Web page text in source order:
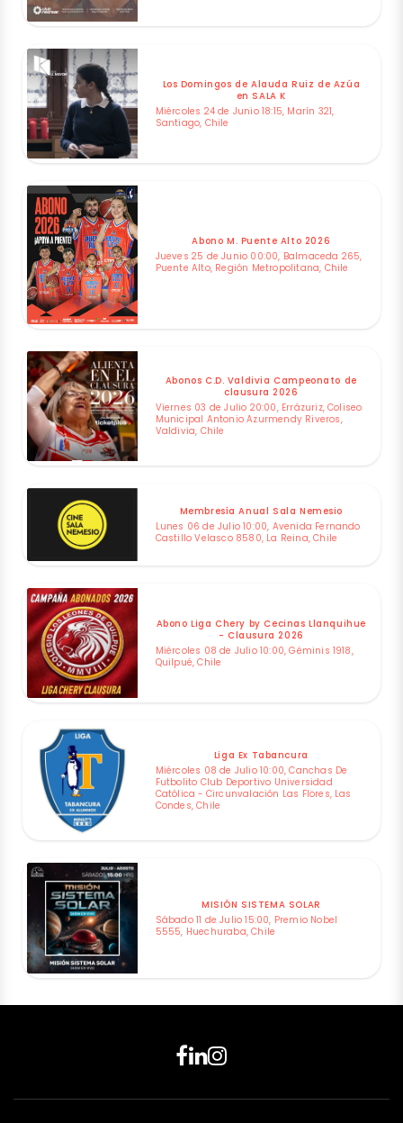
Los Domingos de Alauda Ruiz de Azúa
en SALA K
Miércoles 24 de Junio 18:15, Marín 321,
Santiago, Chile
Abono M. Puente Alto 2026
Jueves 25 de Junio 00:00, Balmaceda 265,
Puente Alto, Región Metropolitana, Chile
Abonos C.D. Valdivia Campeonato de
clausura 2026
Viernes 03 de Julio 20:00, Errázuriz, Coliseo
Municipal Antonio Azurmendy Riveros,
Valdivia, Chile
Membresía Anual Sala Nemesio
Lunes 06 de Julio 10:00, Avenida Fernando
Castillo Velasco 8580, La Reina, Chile
Abono Liga Chery by Cecinas Llanquihue
- Clausura 2026
Miércoles 08 de Julio 10:00, Géminis 1918,
Quilpué, Chile
Liga Ex Tabancura
Miércoles 08 de Julio 10:00, Canchas De
Futbolito Club Deportivo Universidad
Católica - Circunvalación Las Flores, Las
Condes, Chile
MISIÓN SISTEMA SOLAR
Sábado 11 de Julio 15:00, Premio Nobel
5555, Huechuraba, Chile